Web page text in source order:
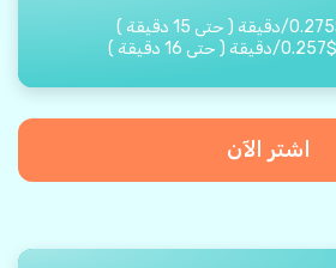
0.275
/دقيقة ( حتى 15 دقيقة )
$
0.257
/دقيقة ( حتى 16 دقيقة )
اشتر الآن